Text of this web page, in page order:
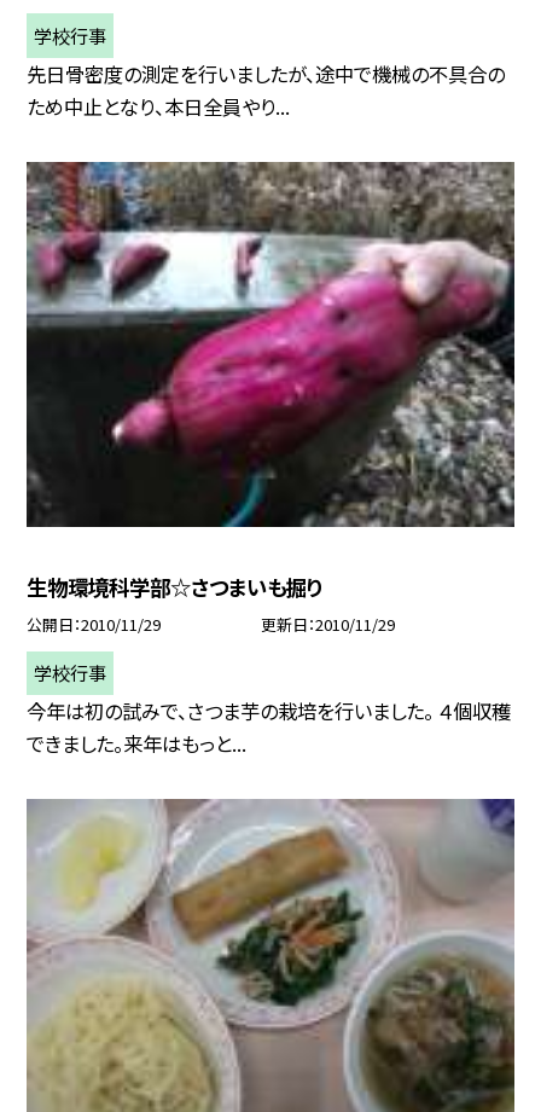
学校行事
先日骨密度の測定を行いましたが、途中で機械の不具合の
ため中止となり、本日全員やり...
生物環境科学部☆さつまいも掘り
公開日 2010/11/29 更新日 2010/11/29
学校行事
今年は初の試みで、さつま芋の栽培を行いました。 ４個収穫
できました。来年はもっと...